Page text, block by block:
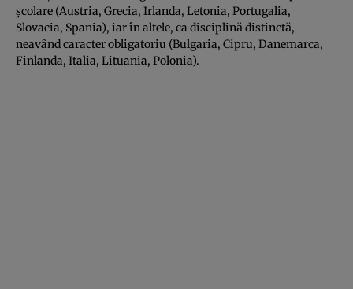
şcolare (Austria, Grecia, Irlanda, Letonia, Portugalia,
Slovacia, Spania), iar în altele, ca disciplină distinctă,
neavând caracter obligatoriu (Bulgaria, Cipru, Danemarca,
Finlanda, Italia, Lituania, Polonia).